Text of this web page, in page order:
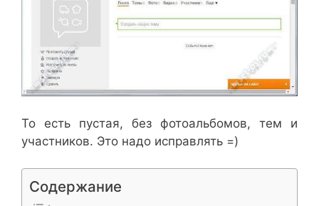
То есть пустая, без фотоальбомов, тем и
участников. Это надо исправлять =)
Содержание